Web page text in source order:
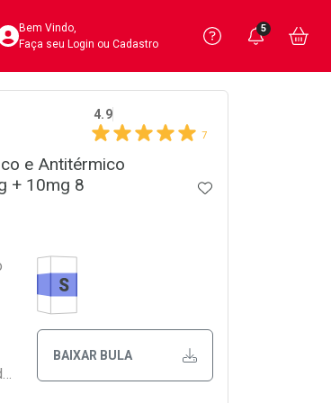
sua Conta
Bem Vindo,
Faça seu Login ou Cadastro
Precisa
Ver Recursos
Você
5
4.9
7
e Antitérmico
+ 10mg 8
ADICIONAR AOS
BAIXAR BULA